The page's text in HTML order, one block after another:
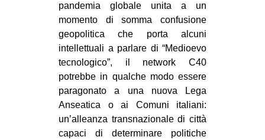
pandemia globale unita a un
momento di somma confusione
geopolitica che porta alcuni
intellettuali a parlare di “Medioevo
tecnologico”, il network C40
potrebbe in qualche modo essere
paragonato a una nuova Lega
Anseatica o ai Comuni italiani:
un’alleanza transnazionale di città
capaci di determinare politiche